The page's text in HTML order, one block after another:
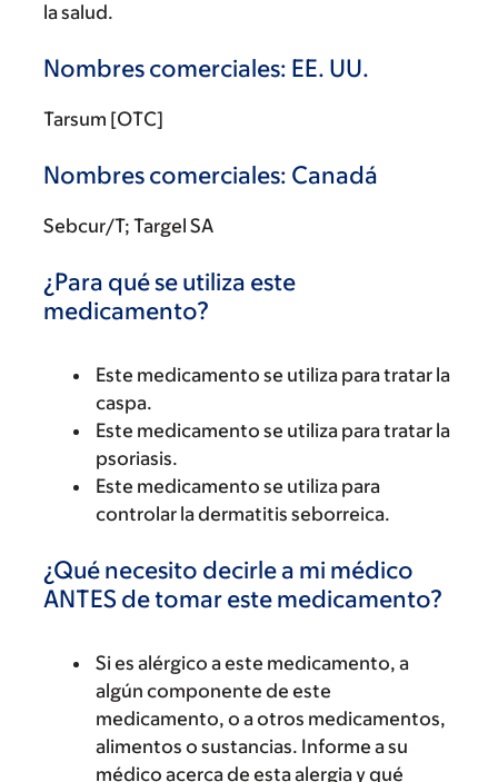
la salud.
Nombres comerciales: EE. UU.
Tarsum [OTC]
Nombres comerciales: Canadá
Sebcur/T; Targel SA
¿Para qué se utiliza este
medicamento?
Este medicamento se utiliza para tratar la
caspa.
Este medicamento se utiliza para tratar la
psoriasis.
Este medicamento se utiliza para
controlar la dermatitis seborreica.
¿Qué necesito decirle a mi médico
ANTES de tomar este medicamento?
Si es alérgico a este medicamento, a
algún componente de este
medicamento, o a otros medicamentos,
alimentos o sustancias. Informe a su
médico acerca de esta alergia y qué